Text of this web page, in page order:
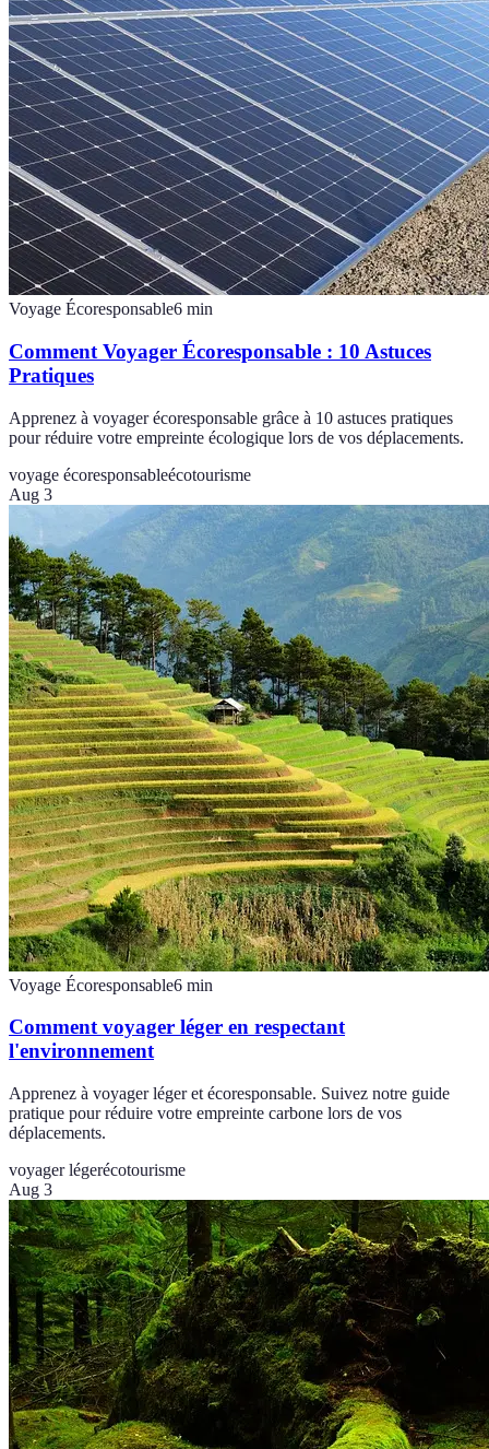
Voyage Écoresponsable6 min
Comment Voyager Écoresponsable : 10 Astuces
Pratiques
Apprenez à voyager écoresponsable grâce à 10 astuces pratiques
pour réduire votre empreinte écologique lors de vos déplacements.
voyage écoresponsableécotourisme
Aug 3
Voyage Écoresponsable6 min
Comment voyager léger en respectant
l'environnement
Apprenez à voyager léger et écoresponsable. Suivez notre guide
pratique pour réduire votre empreinte carbone lors de vos
déplacements.
voyager légerécotourisme
Aug 3